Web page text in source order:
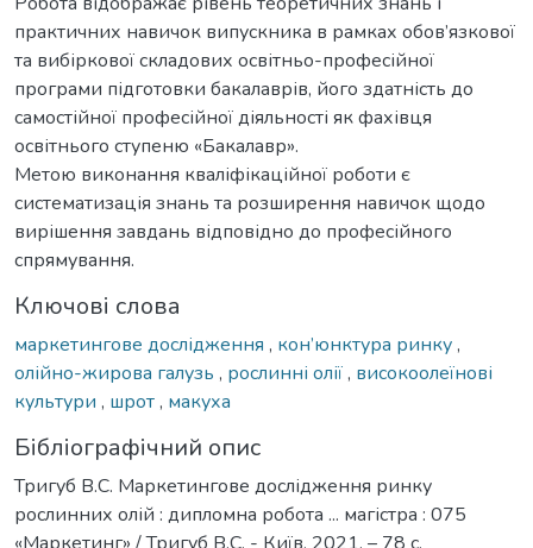
практичних навичок випускника в рамках обов’язкової
та вибіркової складових освітньо-професійної
програми підготовки бакалаврів, його здатність до
самостійної професійної діяльності як фахівця
освітнього ступеню «Бакалавр».
Метою виконання кваліфікаційної роботи є
систематизація знань та розширення навичок щодо
вирішення завдань відповідно до професійного
спрямування.
Ключові слова
маркетингове дослідження , кон’юнктура ринку,
олійно-жирова галузь , рослинні олії, високоолеїнові
культури , шрот, макуха
Бібліографічний опис
Тригуб В.С. Маркетингове дослідження ринку
рослинних олій : дипломна робота ... магістра : 075